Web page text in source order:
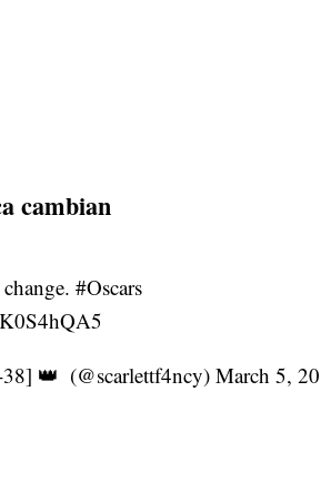
cambian
#Oscars
👑 ㅤ (@scarlettf4ncy) March 5,